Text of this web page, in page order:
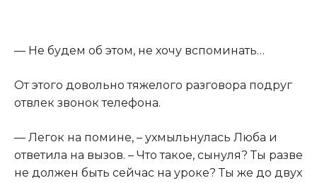
— Не будем об этом, не хочу вспоминать…
От этого довольно тяжелого разговора подруг
отвлек звонок телефона.
— Легок на помине, – ухмыльнулась Люба и
ответила на вызов. – Что такое, сынуля? Ты разве
не должен быть сейчас на уроке? Ты же до двух